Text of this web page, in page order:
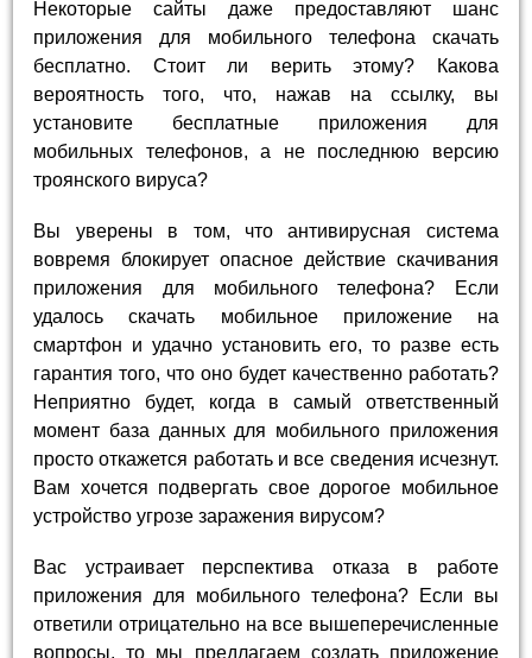
Некоторые сайты даже предоставляют шанс
приложения для мобильного телефона скачать
бесплатно. Стоит ли верить этому? Какова
вероятность того, что, нажав на ссылку, вы
установите бесплатные приложения для
мобильных телефонов, а не последнюю версию
троянского вируса?
Вы уверены в том, что антивирусная система
вовремя блокирует опасное действие скачивания
приложения для мобильного телефона? Если
удалось скачать мобильное приложение на
смартфон и удачно установить его, то разве есть
гарантия того, что оно будет качественно работать?
Неприятно будет, когда в самый ответственный
момент база данных для мобильного приложения
просто откажется работать и все сведения исчезнут.
Вам хочется подвергать свое дорогое мобильное
устройство угрозе заражения вирусом?
Вас устраивает перспектива отказа в работе
приложения для мобильного телефона? Если вы
ответили отрицательно на все вышеперечисленные
вопросы, то мы предлагаем создать приложение